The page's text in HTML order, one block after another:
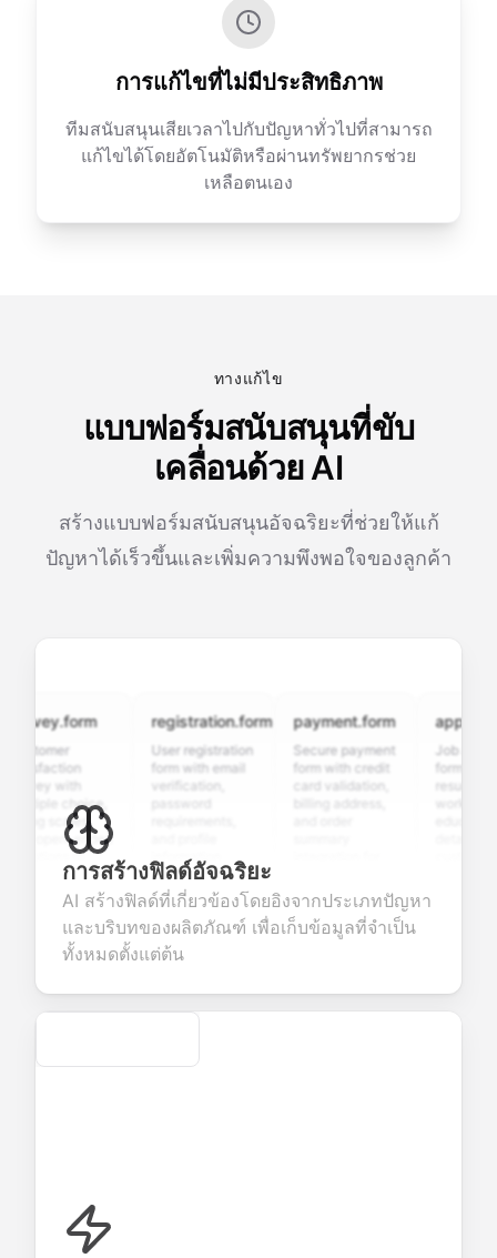
การแก้ไขที่ไม่มีประสิทธิภาพ
ทีมสนับสนุนเสียเวลาไปกับปัญหาทั่วไปที่สามารถ
แก้ไขได้โดยอัตโนมัติหรือผ่านทรัพยากรช่วย
เหลือตนเอง
ทางแก้ไข
แบบฟอร์มสนับสนุนที่ขับ
เคลื่อนด้วย AI
สร้างแบบฟอร์มสนับสนุนอัจฉริยะที่ช่วยให้แก้
ปัญหาได้เร็วขึ้นและเพิ่มความพึงพอใจของลูกค้า
with
choice,
open-ended
valuable
about
products or
registration.form
User registration
form with email
verification,
information
fields for
seamless
account
creation.
payment.form
Secure payment
form with credit
card validation,
smooth e-
commerce
transactions.
Job
form with
resume
efficient
candidate
การสร้างฟิลด์อัจฉริยะ
AI สร้างฟิลด์ที่เกี่ยวข้องโดยอิงจากประเภทปัญหา
และบริบทของผลิตภัณฑ์ เพื่อเก็บข้อมูลที่จำเป็น
ทั้งหมดตั้งแต่ต้น
Secure